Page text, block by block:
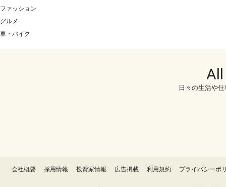
ファッション
グルメ
車・バイク
日々の生活や
会社概要 採用情報 投資家情報 広告掲載 利用規約 プライバシーポ